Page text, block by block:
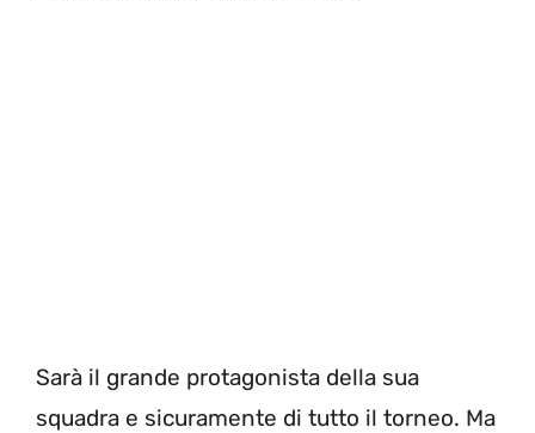
Sarà il grande protagonista della sua
squadra e sicuramente di tutto il torneo. Ma